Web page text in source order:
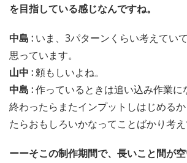
を目指している感じなんですね。
中島 : いま、3パターンくらい考えてい
思っています。
山中 :頼もしいよね。
中島 :作っているときは追い込み作業に
終わったらまたインプットしはじめる
たらおもしろいかなってことばかり考え
ーーそこの制作期間で、長いこと間が